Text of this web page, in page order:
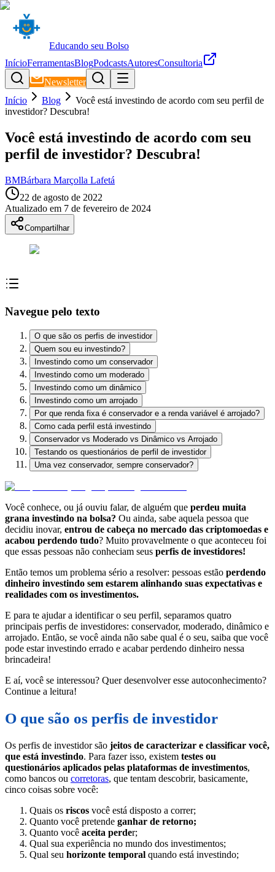
Educando seu Bolso
InícioFerramentasBlogPodcastsAutoresConsultoria
Newsletter
Início
Blog
Você está investindo de acordo com seu perfil de
investidor? Descubra!
Você está investindo de acordo com seu
perfil de investidor? Descubra!
BMBárbara Marçolla Lafetá
22 de agosto de 2022
Atualizado em 7 de fevereiro de 2024
Compartilhar
Navegue pelo texto
O que são os perfis de investidor
Quem sou eu investindo?
Investindo como um conservador
Investindo como um moderado
Investindo como um dinâmico
Investindo como um arrojado
Por que renda fixa é conservador e a renda variável é arrojado?
Como cada perfil está investindo
Conservador vs Moderado vs Dinâmico vs Arrojado
Testando os questionários de perfil de investidor
Uma vez conservador, sempre conservador?
Você conhece, ou já ouviu falar, de alguém que perdeu muita
grana investindo na bolsa? Ou ainda, sabe aquela pessoa que
decidiu inovar, entrou de cabeça no mercado das criptomoedas e
acabou perdendo tudo? Muito provavelmente o que aconteceu foi
que essas pessoas não conheciam seus perfis de investidores!
Então temos um problema sério a resolver: pessoas estão perdendo
dinheiro investindo sem estarem alinhando suas expectativas e
realidades com os investimentos.
E para te ajudar a identificar o seu perfil, separamos quatro
principais perfis de investidores: conservador, moderado, dinâmico e
arrojado. Então, se você ainda não sabe qual é o seu, saiba que você
pode estar investindo errado e acabar perdendo dinheiro nessa
brincadeira!
E aí, você se interessou? Querdesenvolver esse autoconhecimento?
Continue a leitura!
O que são os perfis de investidor
Os perfis de investidor são jeitos de caracterizar e classificar você,
que está investindo. Para fazer isso, existem testes ou
questionários aplicados pelas plataformas de investimentos,
como bancos ou corretoras, que tentam descobrir, basicamente,
cinco coisas sobre você:
Quais os riscos você está disposto a correr;
Quanto você pretende ganhar de retorno;
Quanto você aceita perder;
Qual sua experiência no mundo dos investimentos;
Qual seu horizonte temporal quando está investindo;